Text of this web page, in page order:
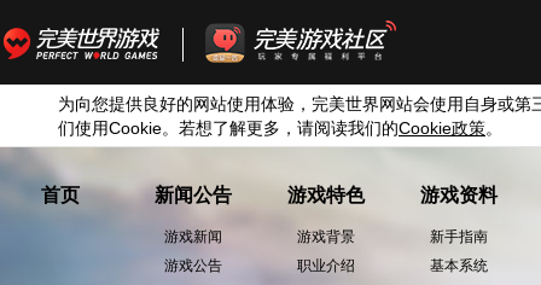
为向您提供良好的网站使用体验，完美世界网站会使用自身或第
们使用Cookie。若想了解更多，请阅读我们的Cookie政策。
首页 新闻公告
游戏新闻
游戏公告
游戏特色
游戏背景
职业介绍
游戏资料
新手指南
基本系统